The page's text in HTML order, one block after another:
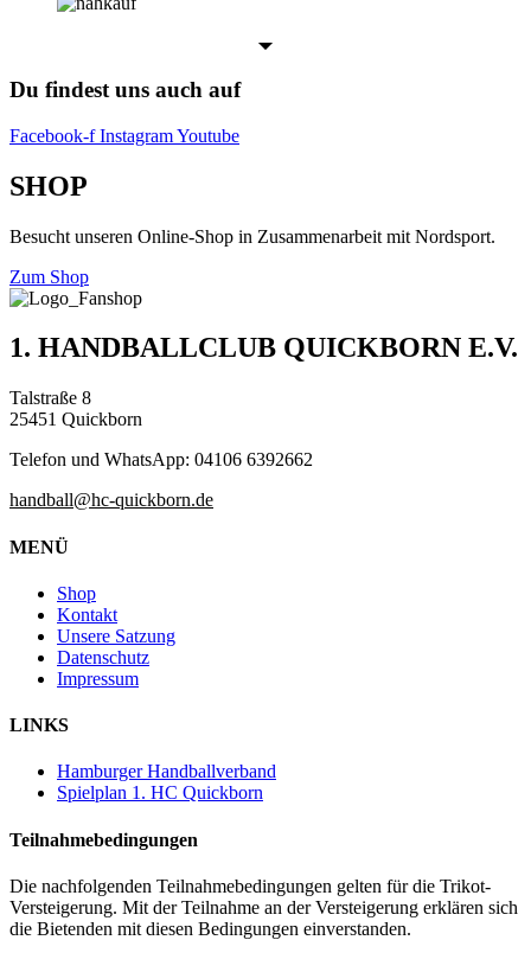
Du findest uns auch auf
Facebook-f InstagramYoutube
SHOP
Besucht unseren Online-Shop in Zusammenarbeit mit Nordsport.
Zum Shop
1. HANDBALLCLUB QUICKBORN E.V.
Talstraße 8
25451 Quickborn
Telefon und WhatsApp: 04106 6392662
handball@hc-quickborn.de
MENÜ
Shop
Kontakt
Unsere Satzung
Datenschutz
Impressum
LINKS
Hamburger Handballverband
Spielplan 1. HC Quickborn
Teilnahmebedingungen
Die nachfolgenden Teilnahmebedingungen gelten für die Trikot-
Versteigerung. Mit der Teilnahme an der Versteigerung erklären sich
die Bietenden mit diesen Bedingungen einverstanden.